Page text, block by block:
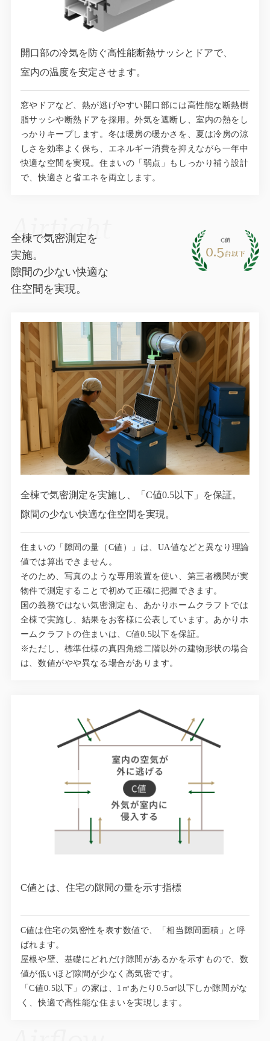
開口部の冷気を防ぐ高性能断熱サッシとドアで、
室内の温度を安定させます。
窓やドアなど、熱が逃げやすい開口部には高性能な断熱樹
脂サッシや断熱ドアを採用。外気を遮断し、室内の熱をし
っかりキープします。冬は暖房の暖かさを、夏は冷房の涼
しさを効率よく保ち、エネルギー消費を抑えながら一年中
快適な空間を実現。住まいの「弱点」もしっかり補う設計
で、快適さと省エネを両立します。
Airtight
全棟で気密測定を
実施。
隙間の少ない快適な
住空間を実現。
全棟で気密測定を実施し、「C値0.5以下」を保証。
隙間の少ない快適な住空間を実現。
住まいの「隙間の量（C値）」は、UA値などと異なり理論
値では算出できません。
そのため、写真のような専用装置を使い、第三者機関が実
物件で測定することで初めて正確に把握できます。
国の義務ではない気密測定も、あかりホームクラフトでは
全棟で実施し、結果をお客様に公表しています。あかりホ
ームクラフトの住まいは、C値0.5以下を保証。
※ただし、標準仕様の真四角総二階以外の建物形状の場合
は、数値がやや異なる場合があります。
C値とは、住宅の隙間の量を示す指標
C値は住宅の気密性を表す数値で、「相当隙間面積」と呼
ばれます。
屋根や壁、基礎にどれだけ隙間があるかを示すもので、数
値が低いほど隙間が少なく高気密です。
「C値0.5以下」の家は、1㎡あたり0.5㎠以下しか隙間がな
く、快適で高性能な住まいを実現します。